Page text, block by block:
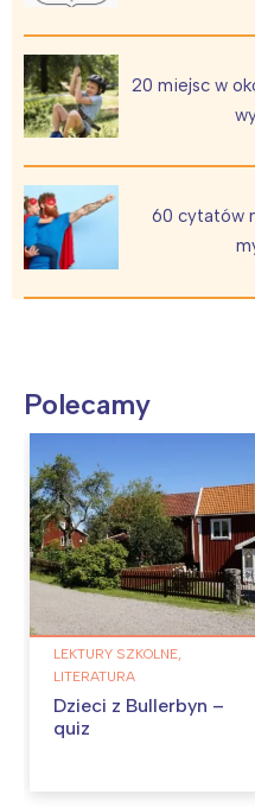
20 miejsc w
60 cytatów
Polecamy
LEKTURY SZKOLNE,
LITERATURA
Dzieci z Bullerbyn –
quiz